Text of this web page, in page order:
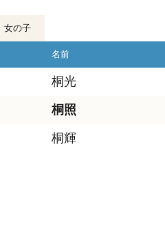
女の子
名前
桐光
桐照
桐輝